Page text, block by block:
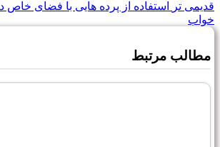
قدیمی تر
استفاده از پرده هایی با فضای خاص
خواب
مطالب مرتبط